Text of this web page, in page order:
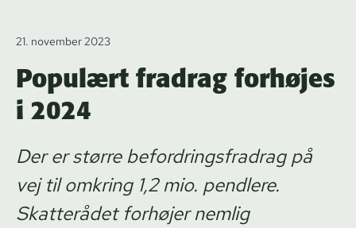
21. november 2023
Populært fradrag forhøjes
i 2024
Der er større befordringsfradrag på
vej til omkring 1,2 mio. pendlere.
Skatterådet forhøjer nemlig